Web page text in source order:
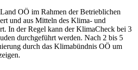
OÖ im Rahmen der Betrieblichen
und aus Mitteln des Klima- und
In der Regel kann der KlimaCheck bei 3
durchgeführt werden. Nach 2 bis 5
durch das Klimabündnis OÖ um